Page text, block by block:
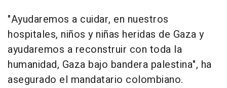
"Ayudaremos a cuidar, en nuestros
hospitales, niños y niñas heridas de Gaza y
ayudaremos a reconstruir con toda la
humanidad, Gaza bajo bandera palestina", ha
asegurado el mandatario colombiano.